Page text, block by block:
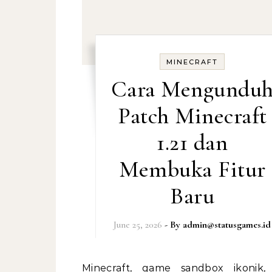
MINECRAFT
Cara
Patch Minecraft
1.21 dan
Membuka Fitur
Baru
June 25, 2026 - By admin@statusgames.id
Minecraft, game sandbox ikonik, terus